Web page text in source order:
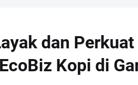
dan Perkuat
Kopi di